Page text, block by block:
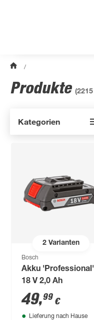
/
Produkte (2215
Kategorien
2Varianten
Bosch
Akku 'Professional'
18 V 2,0 Ah
49,99 €
Lieferung nach Hause